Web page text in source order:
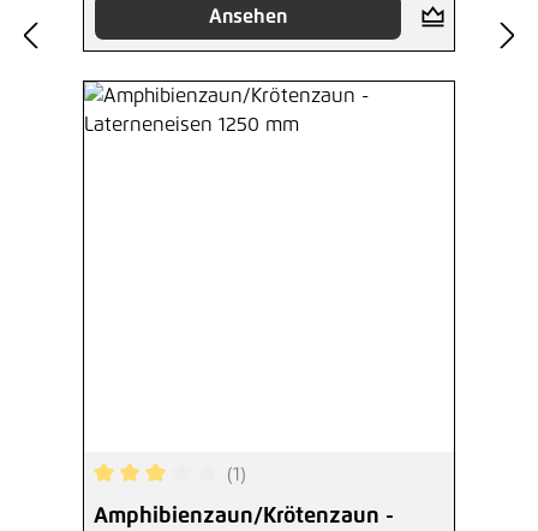
Ansehen
Durchschnittliche Bewertung von 3 von 5
(1)
Amphibienzaun/Krötenzaun -